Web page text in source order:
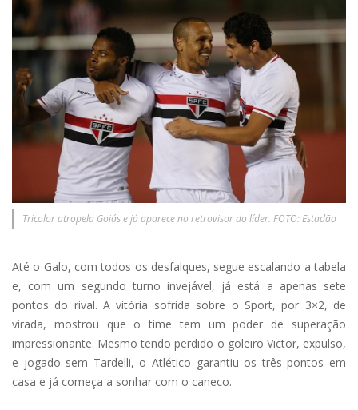
Tricolor atropela Goiás e já aparece no retrovisor do líder. FOTO: Estadão
Até o Galo, com todos os desfalques, segue escalando a tabela
e, com um segundo turno invejável, já está a apenas sete
pontos do rival. A vitória sofrida sobre o Sport, por 3×2, de
virada, mostrou que o time tem um poder de superação
impressionante. Mesmo tendo perdido o goleiro Victor, expulso,
e jogado sem Tardelli, o Atlético garantiu os três pontos em
casa e já começa a sonhar com o caneco.